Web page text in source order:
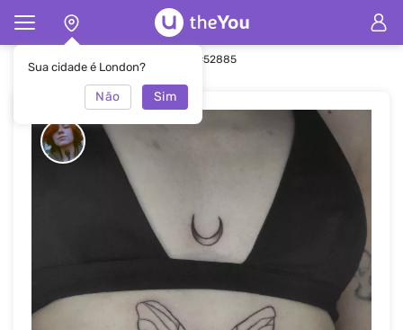
Sua cidade é London?
Não Sim
Principal Tatuagem Tatuagem #52885